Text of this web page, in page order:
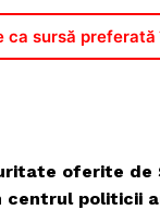
ca sursă preferată
oferite
politicii